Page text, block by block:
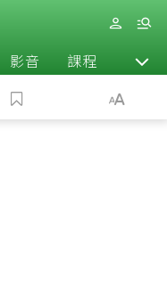
影音 課程 退休